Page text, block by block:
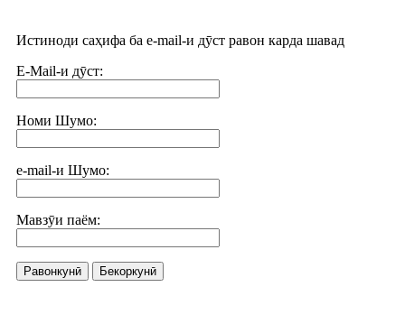
Истиноди саҳифа ба e-mail-и дӯст равон карда шавад
E-Mail-и дӯст:
Номи Шумо:
e-mail-и Шумо:
Мавзӯи паём:
Равонкунӣ Бекоркунӣ